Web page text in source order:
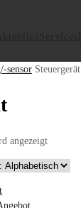
sensor Steuergerät
angezeigt